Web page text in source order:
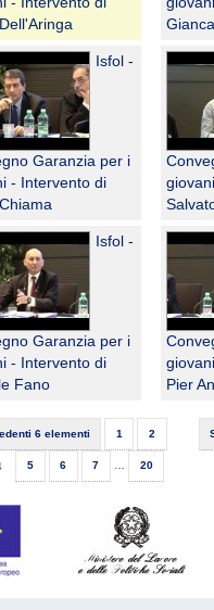
Isfol -
Garanzia per i
- Intervento di
Isfol -
Garanzia per i
- Intervento di
Fano
Pier
6 elementi 1 2
5 6 7 … 20